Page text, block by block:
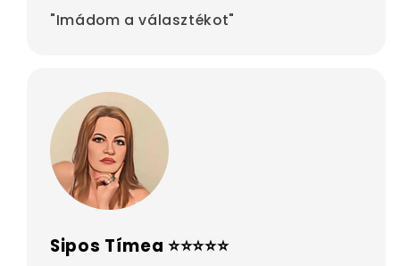
"Imádom a választékot"
Sipos Tímea ⭐⭐⭐⭐⭐